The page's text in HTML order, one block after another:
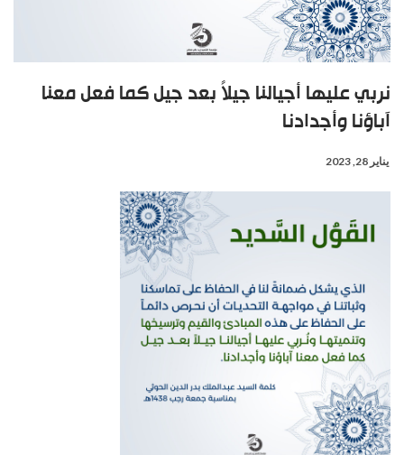
نربي عليها أجيالنا جيلاً بعد جيل كما فعل معنا
آباؤنا وأجدادنا
يناير 28, 2023